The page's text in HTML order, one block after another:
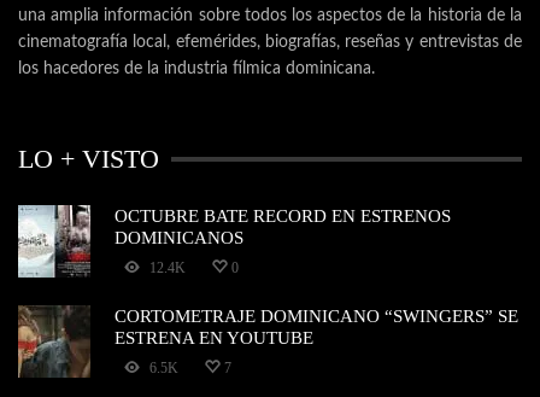
una amplia información sobre todos los aspectos de la historia de la
cinematografía local, efemérides, biografías, reseñas y entrevistas de
los hacedores de la industria fílmica dominicana.
LO + VISTO
OCTUBRE BATE RECORD EN ESTRENOS
DOMINICANOS
12.4K 0
CORTOMETRAJE DOMINICANO “SWINGERS” SE
ESTRENA EN YOUTUBE
6.5K 7